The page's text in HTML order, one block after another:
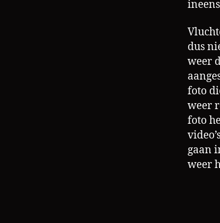
dus
weer
foto
weer
foto
gaan
weer